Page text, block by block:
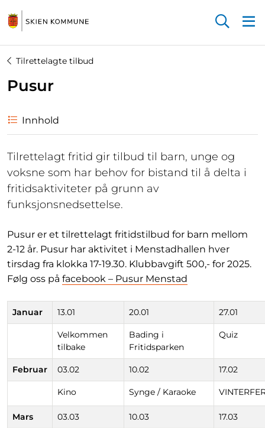
Tilrettelagte tilbud
Pusur
Innhold
Tilrettelagt fritid gir tilbud til barn, unge og
voksne som har behov for bistand til å delta i
fritidsaktiviteter på grunn av
funksjonsnedsettelse.
Pusur er et tilrettelagt fritidstilbud for barn mellom
2-12 år. Pusur har aktivitet i Menstadhallen hver
tirsdag fra klokka 17-19.30. Klubbavgift 500,- for 2025.
Følg oss på facebook – Pusur Menstad
Januar 13.01 20.01 27.01
Velkommen
tilbake
Bading i
Fritidsparken
Quiz
Februar 03.02 10.02 17.02
Kino Synge / Karaoke
Mars 03.03 10.03 17.03